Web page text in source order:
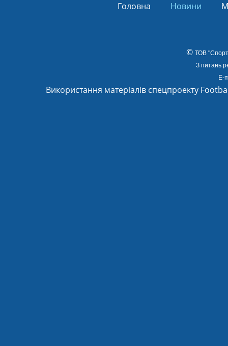
Головна Новини
© ТОВ
З питань
E-
Використання матеріалів спецпроекту